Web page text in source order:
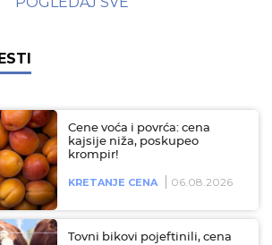
Cene voća i povrća: cena
kajsije niža, poskupeo
krompir!
KRETANJE CENA 06.08.2026
Tovni bikovi pojeftinili, cena